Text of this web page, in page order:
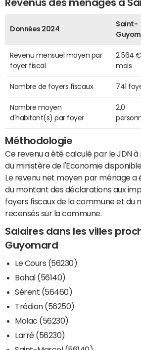
Revenus des ménages à
Données 2024
Saint-
Revenu mensuel moyen par
foyer fiscal
2 564
mois
Nombre de foyers fiscaux 741
Nombre moyen
d'habitant(s) par foyer
2,0
Méthodologie
Ce revenu a été calculé par le JDN
du ministère de l'Economie
Le revenu net moyen par ménage a
du montant des déclarations aux
foyers fiscaux de la commune et du
recensés sur la commune.
Salaires dans les villes
Guyomard
Le Cours (56230)
Bohal (56140)
Sérent (56460)
Trédion (56250)
Molac (56230)
Larré (56230)